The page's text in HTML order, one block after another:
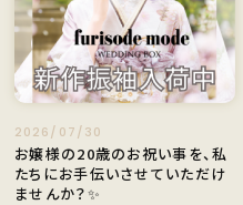
2026/07/30
お嬢様の20歳のお祝い事を、私
たちにお手伝いさせていただけ
ませんか？✨